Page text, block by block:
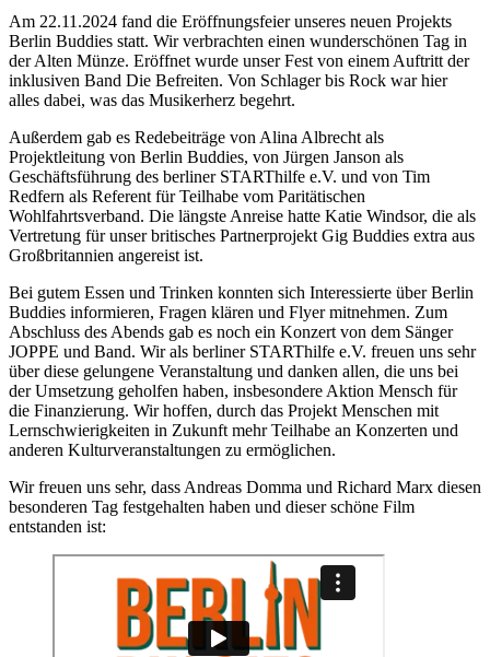
Am 22.11.2024 fand die Eröffnungsfeier unseres neuen Projekts
Berlin Buddies statt. Wir verbrachten einen wunderschönen Tag in
der Alten Münze. Eröffnet wurde unser Fest von einem Auftritt der
inklusiven Band Die Befreiten. Von Schlager bis Rock war hier
alles dabei, was das Musikerherz begehrt.
Außerdem gab es Redebeiträge von Alina Albrecht als
Projektleitung von Berlin Buddies, von Jürgen Janson als
Geschäftsführung des berliner STARThilfe e.V. und von Tim
Redfern als Referent für Teilhabe vom Paritätischen
Wohlfahrtsverband. Die längste Anreise hatte Katie Windsor, die als
Vertretung für unser britisches Partnerprojekt Gig Buddies extra aus
Großbritannien angereist ist.
Bei gutem Essen und Trinken konnten sich Interessierte über Berlin
Buddies informieren, Fragen klären und Flyer mitnehmen. Zum
Abschluss des Abends gab es noch ein Konzert von dem Sänger
JOPPE und Band. Wir als berliner STARThilfe e.V. freuen uns sehr
über diese gelungene Veranstaltung und danken allen, die uns bei
der Umsetzung geholfen haben, insbesondere Aktion Mensch für
die Finanzierung. Wir hoffen, durch das Projekt Menschen mit
Lernschwierigkeiten in Zukunft mehr Teilhabe an Konzerten und
anderen Kulturveranstaltungen zu ermöglichen.
Wir freuen uns sehr, dass Andreas Domma und Richard Marx diesen
besonderen Tag festgehalten haben und dieser schöne Film
entstanden ist: